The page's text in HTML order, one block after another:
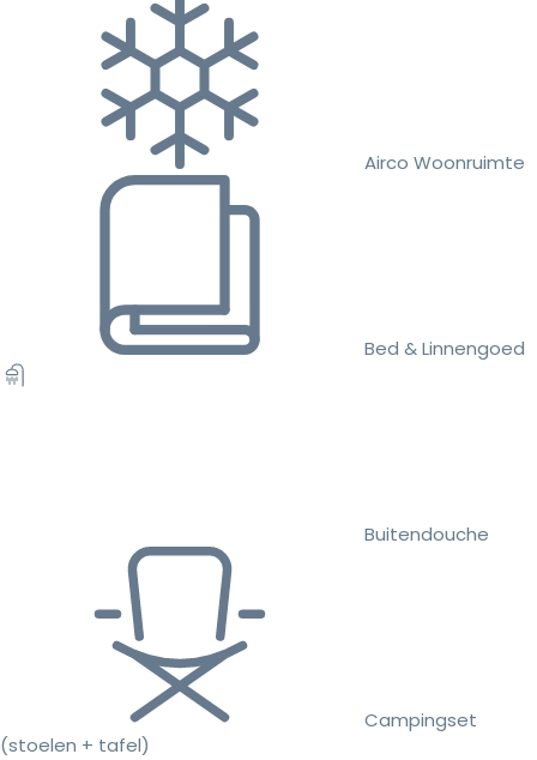
Airco Woonruimte
Bed & Linnengoed
Buitendouche
Campingset
(stoelen + tafel)